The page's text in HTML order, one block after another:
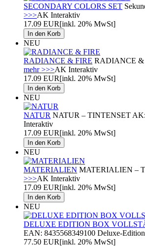
SECONDARY COLORS SET
>>>AK Interaktiv
17.09 EUR[inkl. 20% MwSt]
NEU
RADIANCE & FIRE RADIANCE &
mehr >>>AK Interaktiv
17.09 EUR[inkl. 20% MwSt]
NEU
NATUR NATUR – TINTENSET AK:
Interaktiv
17.09 EUR[inkl. 20% MwSt]
NEU
MATERIALIEN MATERIALIEN –
>>>AK Interaktiv
17.09 EUR[inkl. 20% MwSt]
NEU
DELUXE EDITION BOX
EAN: 8435568349100 Deluxe-
77.50 EUR[inkl. 20% MwSt]